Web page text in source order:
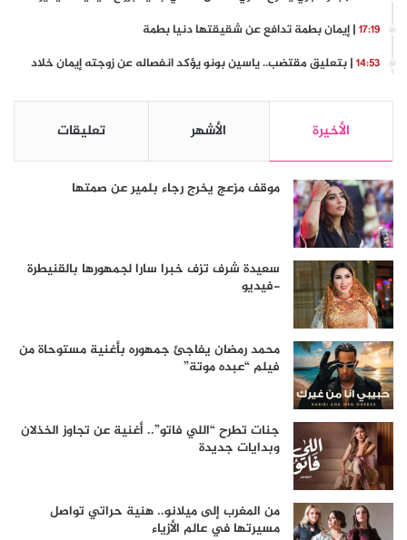
17:19 | إيمان بطمة تدافع عن شقيقتها دنيا بطمة
14:53 | بتعليق مقتضب.. ياسين بونو يؤكد انفصاله عن زوجته إيمان خلاد
الأخيرة الأشهر تعليقات
موقف مزعج يخرج رجاء بلمير عن صمتها
سعيدة شرف تزف خبرا سارا لجمهورها بالقنيطرة
-فيديو
محمد رمضان يفاجئ جمهوره بأغنية مستوحاة من
فيلم “عبده موتة”
جنات تطرح “اللي فاتو”.. أغنية عن تجاوز الخذلان
وبدايات جديدة
من المغرب إلى ميلانو.. هنية حراتي تواصل
مسيرتها في عالم الأزياء